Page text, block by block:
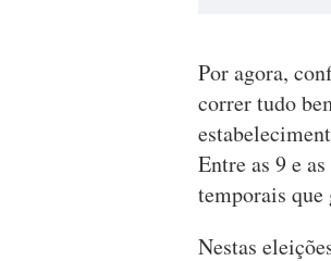
Por agora,
correr tudo
Entre as 9 e
temporais
Nestas